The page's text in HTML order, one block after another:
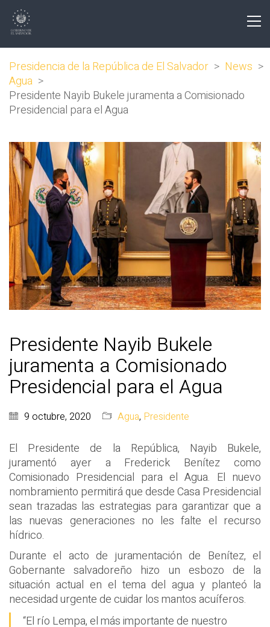
Presidencia de la República de El Salvador > News >
Agua >
Presidente Nayib Bukele juramenta a Comisionado
Presidencial para el Agua
Presidente Nayib Bukele
juramenta a Comisionado
Presidencial para el Agua
9 octubre, 2020 Agua, Presidente
El Presidente de la República, Nayib Bukele,
juramentó ayer a Frederick Benítez como
Comisionado Presidencial para el Agua. El nuevo
nombramiento permitirá que desde Casa Presidencial
sean trazadas las estrategias para garantizar que a
las nuevas generaciones no les falte el recurso
hídrico.
Durante el acto de juramentación de Benítez, el
Gobernante salvadoreño hizo un esbozo de la
situación actual en el tema del agua y planteó la
necesidad urgente de cuidar los mantos acuíferos.
“El río Lempa, el más importante de nuestro